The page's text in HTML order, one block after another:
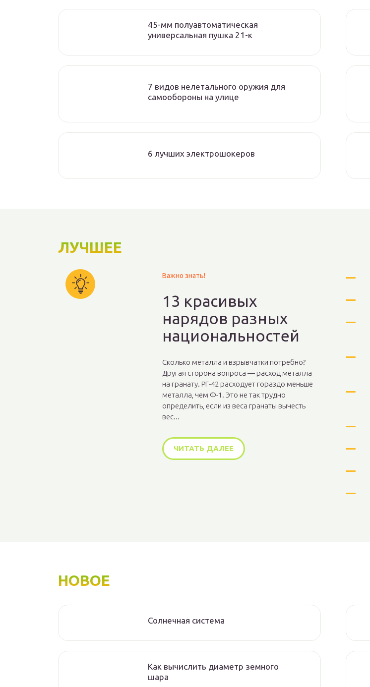
45-мм полуавтоматическая
универсальная пушка 21-к
7 видов нелетального оружия для
самообороны на улице
6 лучших электрошокеров
ЛУЧШЕЕ
Важно знать!
13 красивых
нарядов разных
национальностей
Сколько металла и взрывчатки потребно?
Другая сторона вопроса — расход металла
на гранату. РГ-42 расходует гораздо меньше
металла, чем Ф-1. Это не так трудно
определить, если из веса гранаты вычесть
вес...
ЧИТАТЬ ДАЛЕЕ
НОВОЕ
Солнечная система
Как вычислить диаметр земного
шара